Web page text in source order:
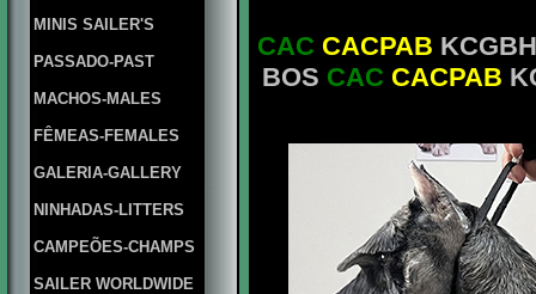
MINIS SAILER'S
PASSADO-PAST
MACHOS-MALES
FÊMEAS-FEMALES
GALERIA-GALLERY
NINHADAS-LITTERS
CAMPEÕES-CHAMPS
SAILER WORLDWIDE
CAC CACPAB
BOS CAC CACPAB